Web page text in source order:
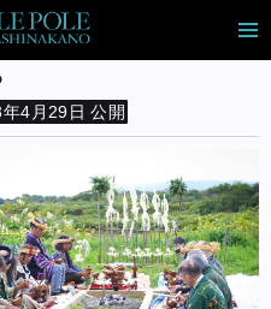
4月29日 公開